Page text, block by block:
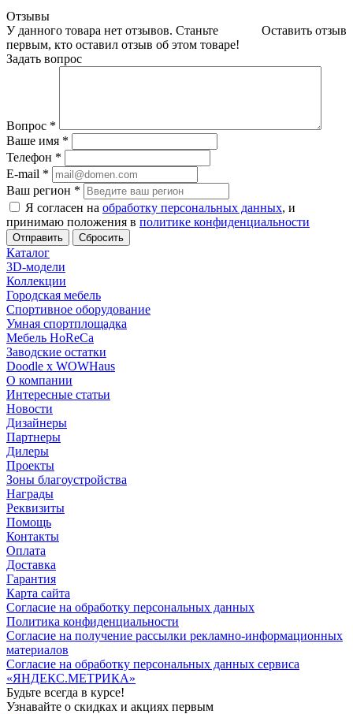
Отзывы
Оставить отзыв
У данного товара нет отзывов. Станьте
первым, кто оставил отзыв об этом товаре!
Задать вопрос
Вопрос *
Ваше имя *
Телефон *
E-mail *
Ваш регион *
Я согласен на обработку персональных данных, и
принимаю положения в политике конфиденциальности
Сбросить
Каталог
3D-модели
Коллекции
Городская мебель
Спортивное оборудование
Умная спортплощадка
Мебель HoReCa
Заводские остатки
Doodle x WOWHaus
О компании
Интересные статьи
Новости
Дизайнеры
Партнеры
Дилеры
Проекты
Зоны благоустройства
Награды
Реквизиты
Помощь
Контакты
Оплата
Доставка
Гарантия
Карта сайта
Согласие на обработку персональных данных
Политика конфиденциальности
Согласие на получение рассылки рекламно-информационных
материалов
Согласие на обработку персональных данных сервиса
«ЯНДЕКС.МЕТРИКА»
Будьте всегда в курсе!
Узнавайте о скидках и акциях первым